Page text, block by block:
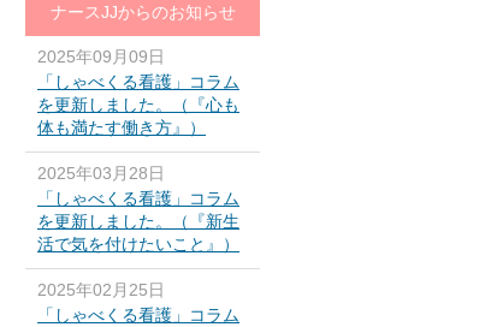
ナースJJからのお知らせ
2025年09月09日
「しゃべくる看護」コラム
を更新しました。（『心も
体も満たす働き方』）
2025年03月28日
「しゃべくる看護」コラム
を更新しました。（『新生
活で気を付けたいこと』）
2025年02月25日
「しゃべくる看護」コラム